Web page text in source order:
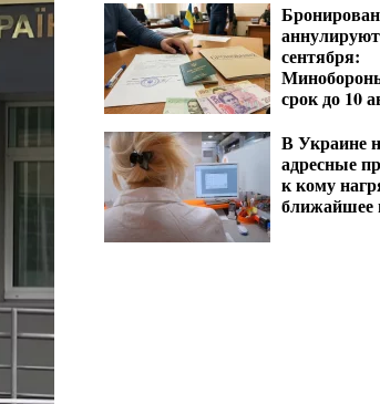
сентября:
срок до 10
В Украине
адресные
к кому
ближайшее